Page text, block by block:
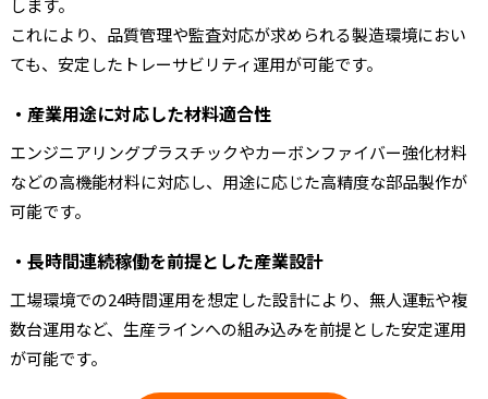
これにより、品質管理や監査対応が求められる製造環境におい
ても、安定したトレーサビリティ運用が可能です。
・ 産業用途に対応した材料適合性
エンジニアリングプラスチックやカーボンファイバー強化材料
などの高機能材料に対応し、用途に応じた高精度な部品製作が
可能です。
・長時間連続稼働を前提とした産業設計
工場環境での24時間運用を想定した設計により、無人運転や複
数台運用など、生産ラインへの組み込みを前提とした安定運用
が可能です。